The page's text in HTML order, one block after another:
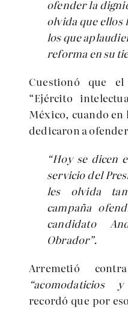
ofender la
olvida que ellos
los que
reforma en su
Cuestionó que
“Ejército
México, cuando en
dedicaron a
“Hoy se dicen
servicio del
les olvida
campaña
candidato
Obrador”.
Arremetió
“acomodaticios
recordó que por